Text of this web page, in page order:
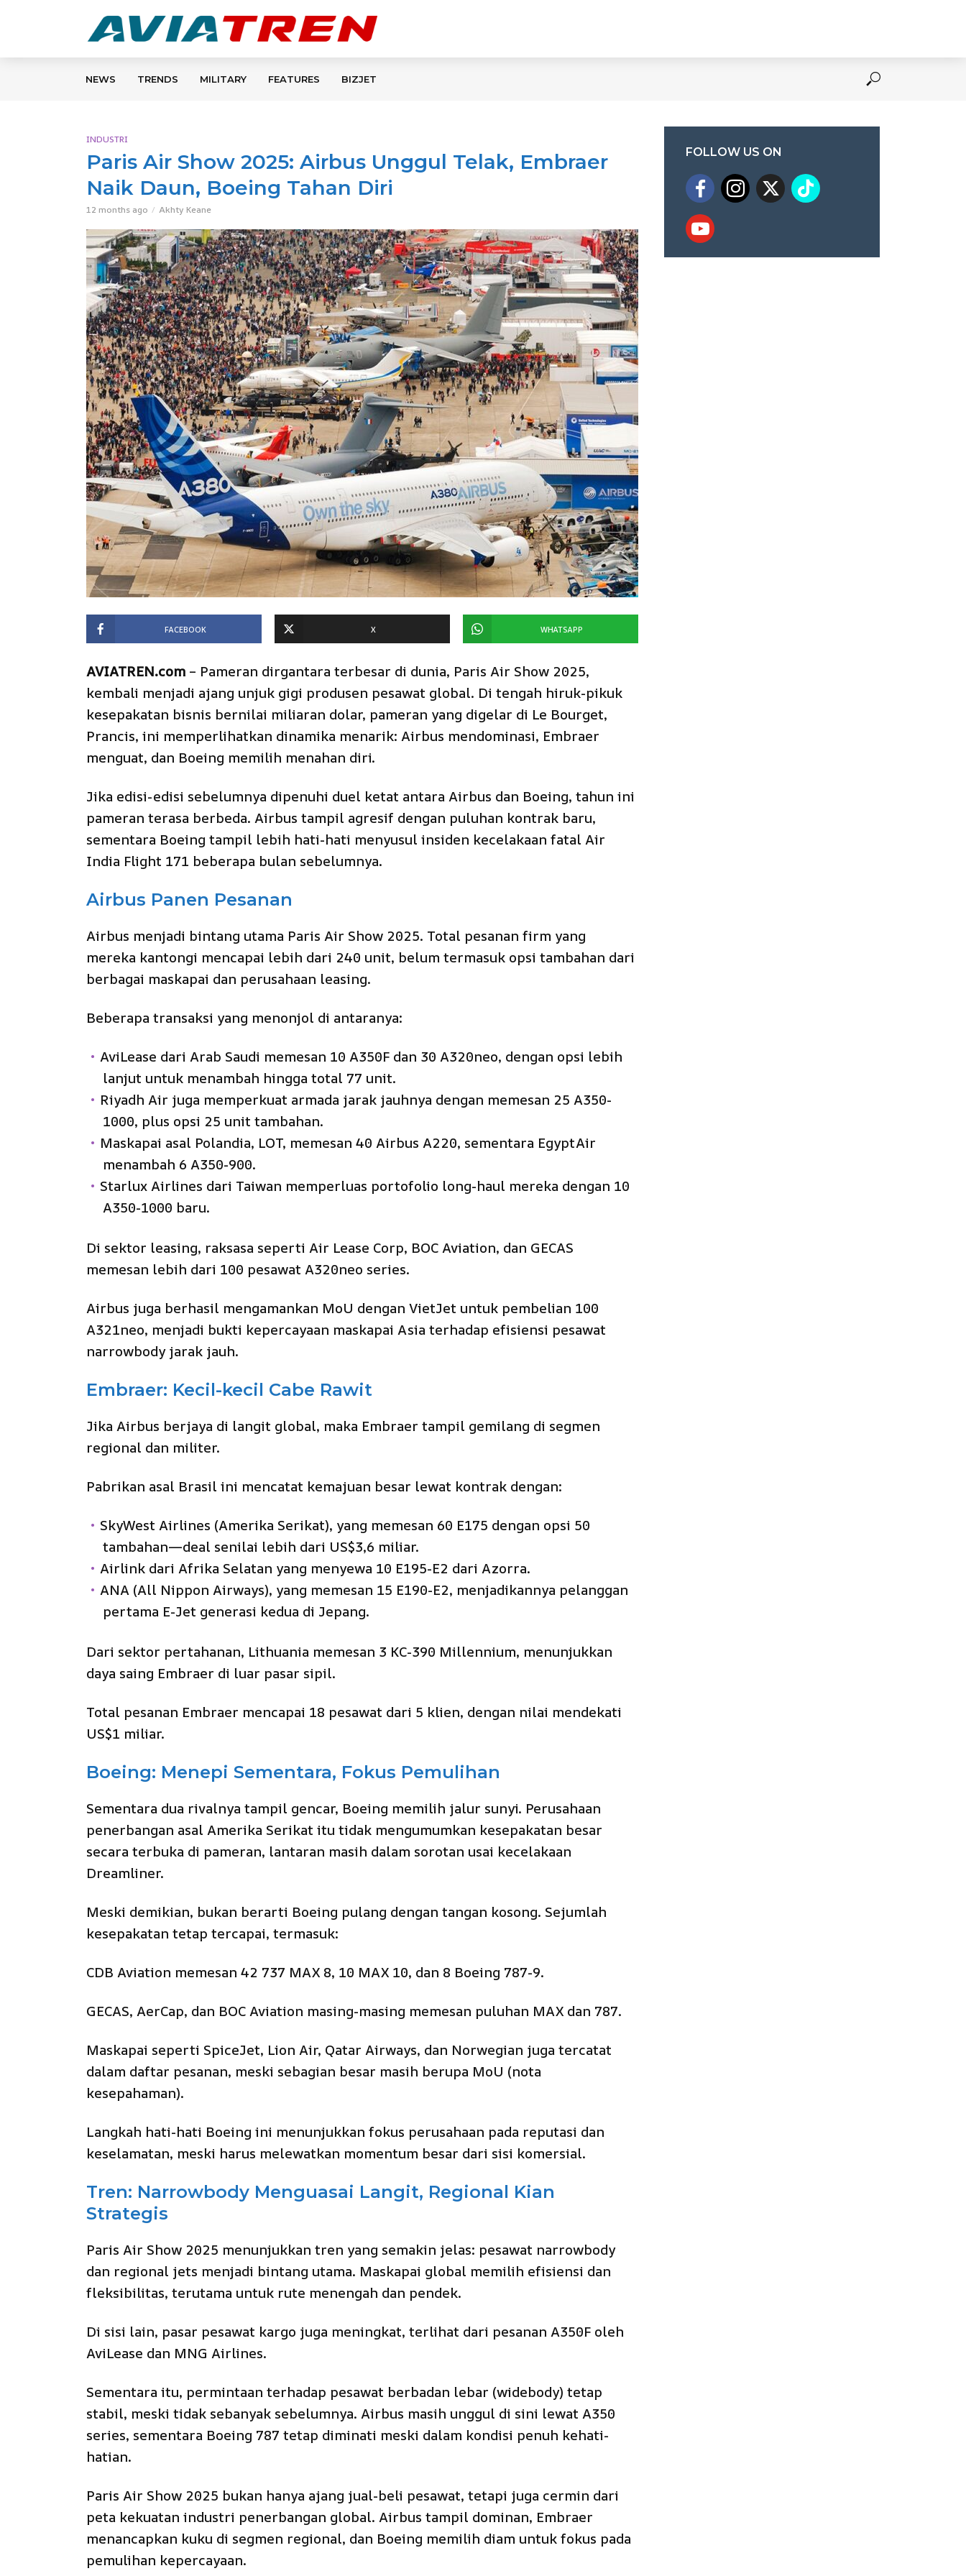
NEWS TRENDS MILITARY FEATURES BIZJET
INDUSTRI
Paris Air Show 2025: Airbus Unggul Telak, Embraer
Naik Daun, Boeing Tahan Diri
12 months ago Akhty Keane
FACEBOOK X WHATSAPP
AVIATREN.com – Pameran dirgantara terbesar di dunia, Paris Air Show 2025,
kembali menjadi ajang unjuk gigi produsen pesawat global. Di tengah hiruk-pikuk
kesepakatan bisnis bernilai miliaran dolar, pameran yang digelar di Le Bourget,
Prancis, ini memperlihatkan dinamika menarik: Airbus mendominasi, Embraer
menguat, dan Boeing memilih menahan diri.
Jika edisi-edisi sebelumnya dipenuhi duel ketat antara Airbus dan Boeing, tahun ini
pameran terasa berbeda. Airbus tampil agresif dengan puluhan kontrak baru,
sementara Boeing tampil lebih hati-hati menyusul insiden kecelakaan fatal Air
India Flight 171 beberapa bulan sebelumnya.
Airbus Panen Pesanan
Airbus menjadi bintang utama Paris Air Show 2025. Total pesanan firm yang
mereka kantongi mencapai lebih dari 240 unit, belum termasuk opsi tambahan dari
berbagai maskapai dan perusahaan leasing.
Beberapa transaksi yang menonjol di antaranya:
AviLease dari Arab Saudi memesan 10 A350F dan 30 A320neo, dengan opsi lebih
lanjut untuk menambah hingga total 77 unit.
Riyadh Air juga memperkuat armada jarak jauhnya dengan memesan 25 A350-
1000, plus opsi 25 unit tambahan.
Maskapai asal Polandia, LOT, memesan 40 Airbus A220, sementara EgyptAir
menambah 6 A350-900.
Starlux Airlines dari Taiwan memperluas portofolio long-haul mereka dengan 10
A350-1000 baru.
Di sektor leasing, raksasa seperti Air Lease Corp, BOC Aviation, dan GECAS
memesan lebih dari 100 pesawat A320neo series.
Airbus juga berhasil mengamankan MoU dengan VietJet untuk pembelian 100
A321neo, menjadi bukti kepercayaan maskapai Asia terhadap efisiensi pesawat
narrowbody jarak jauh.
Embraer: Kecil-kecil Cabe Rawit
Jika Airbus berjaya di langit global, maka Embraer tampil gemilang di segmen
regional dan militer.
Pabrikan asal Brasil ini mencatat kemajuan besar lewat kontrak dengan:
SkyWest Airlines (Amerika Serikat), yang memesan 60 E175 dengan opsi 50
tambahan—deal senilai lebih dari US$3,6 miliar.
Airlink dari Afrika Selatan yang menyewa 10 E195-E2 dari Azorra.
ANA (All Nippon Airways), yang memesan 15 E190-E2, menjadikannya pelanggan
pertama E-Jet generasi kedua di Jepang.
Dari sektor pertahanan, Lithuania memesan 3 KC-390 Millennium, menunjukkan
daya saing Embraer di luar pasar sipil.
Total pesanan Embraer mencapai 18 pesawat dari 5 klien, dengan nilai mendekati
US$1 miliar.
Boeing: Menepi Sementara, Fokus Pemulihan
Sementara dua rivalnya tampil gencar, Boeing memilih jalur sunyi. Perusahaan
penerbangan asal Amerika Serikat itu tidak mengumumkan kesepakatan besar
secara terbuka di pameran, lantaran masih dalam sorotan usai kecelakaan
Dreamliner.
Meski demikian, bukan berarti Boeing pulang dengan tangan kosong. Sejumlah
kesepakatan tetap tercapai, termasuk:
CDB Aviation memesan 42 737 MAX 8, 10 MAX 10, dan 8 Boeing 787-9.
GECAS, AerCap, dan BOC Aviation masing-masing memesan puluhan MAX dan 787.
Maskapai seperti SpiceJet, Lion Air, Qatar Airways, dan Norwegian juga tercatat
dalam daftar pesanan, meski sebagian besar masih berupa MoU (nota
kesepahaman).
Langkah hati-hati Boeing ini menunjukkan fokus perusahaan pada reputasi dan
keselamatan, meski harus melewatkan momentum besar dari sisi komersial.
Tren: Narrowbody Menguasai Langit, Regional Kian
Strategis
Paris Air Show 2025 menunjukkan tren yang semakin jelas: pesawat narrowbody
dan regional jets menjadi bintang utama. Maskapai global memilih efisiensi dan
fleksibilitas, terutama untuk rute menengah dan pendek.
Di sisi lain, pasar pesawat kargo juga meningkat, terlihat dari pesanan A350F oleh
AviLease dan MNG Airlines.
Sementara itu, permintaan terhadap pesawat berbadan lebar (widebody) tetap
stabil, meski tidak sebanyak sebelumnya. Airbus masih unggul di sini lewat A350
series, sementara Boeing 787 tetap diminati meski dalam kondisi penuh kehati-
hatian.
Paris Air Show 2025 bukan hanya ajang jual-beli pesawat, tetapi juga cermin dari
peta kekuatan industri penerbangan global. Airbus tampil dominan, Embraer
menancapkan kuku di segmen regional, dan Boeing memilih diam untuk fokus pada
pemulihan kepercayaan.
FOLLOW US ON